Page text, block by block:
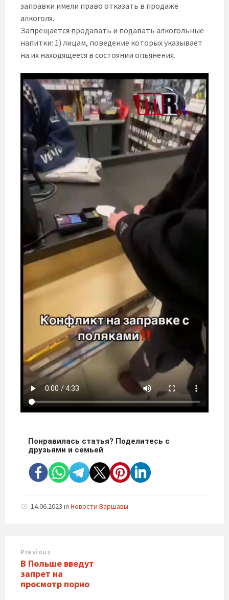
заправки имели право отказать в продаже
алкоголя.
Запрещается продавать и подавать алкогольные
напитки: 1) лицам, поведение которых указывает
на их находящееся в состоянии опьянения.
Понравилась статья? Поделитесь с
друзьями и семьей
14.06.2023 in Новости Варшавы
Previous
В Польше введут
запрет на
просмотр порно